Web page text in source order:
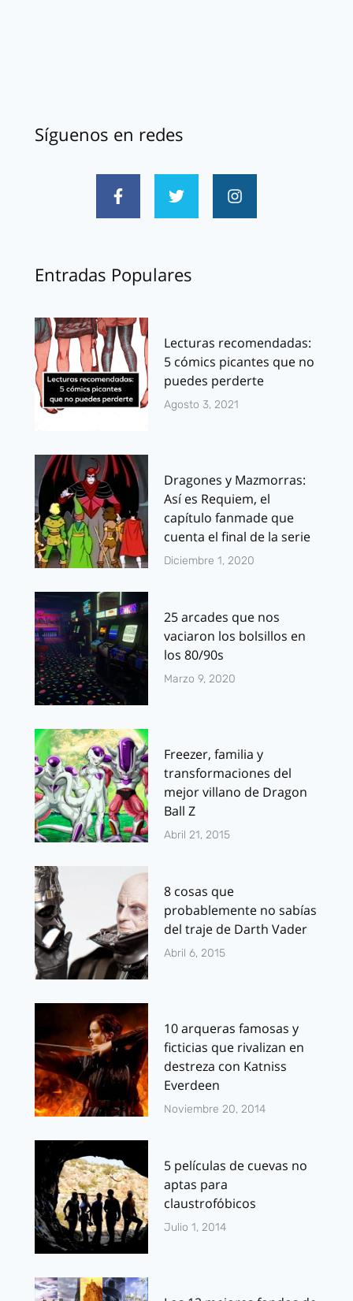
Síguenos en redes
Entradas Populares
Lecturas recomendadas:
5 cómics picantes que no
puedes perderte
Agosto 3, 2021
Dragones y Mazmorras:
Así es Requiem, el
capítulo fanmade que
cuenta el final de la serie
Diciembre 1, 2020
25 arcades que nos
vaciaron los bolsillos en
los 80/90s
Marzo 9, 2020
Freezer, familia y
transformaciones del
mejor villano de Dragon
Ball Z
Abril 21, 2015
8 cosas que
probablemente no sabías
del traje de Darth Vader
Abril 6, 2015
10 arqueras famosas y
ficticias que rivalizan en
destreza con Katniss
Everdeen
Noviembre 20, 2014
5 películas de cuevas no
aptas para
claustrofóbicos
Julio 1, 2014